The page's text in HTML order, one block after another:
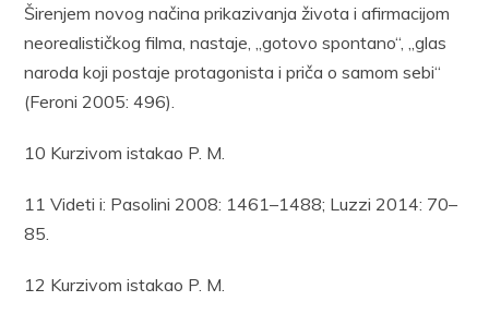
Širenjem novog načina prikazivanja života i afirmacijom
neorealističkog filma, nastaje, „gotovo spontano“, „glas
naroda koji postaje protagonista i priča o samom sebi“
(Feroni 2005: 496).
10 Kurzivom istakao P. M.
11 Videti i: Pasolini 2008: 1461–1488; Luzzi 2014: 70–
85.
12 Kurzivom istakao P. M.